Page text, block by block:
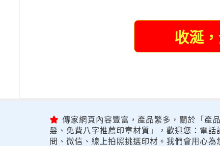
收涎
傳家網頁內容豐富，產品繁多，關於「產
髮、免費八字推薦印章材質」，歡迎您：電
問、微信、線上拍照挑選印材。我們會用心